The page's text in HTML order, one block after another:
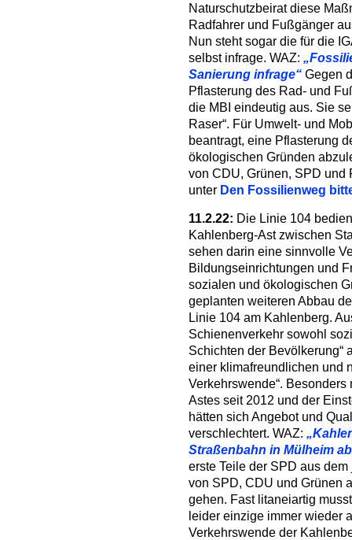
Naturschutzbeirat diese
Radfahrer und Fußgänger
Nun steht sogar die für die
selbst infrage. WAZ:
Sanierung infrage“ Gegen
Pflasterung des Rad- und
die MBI eindeutig aus. Sie
Raser“. Für Umwelt- und
beantragt, eine Pflasterung
ökologischen Gründen
von CDU, Grünen, SPD und
unter Den Fossilienweg
11.2.22: Die Linie 104
Kahlenberg-Ast zwischen
sehen darin eine sinnvolle
Bildungseinrichtungen und
sozialen und ökologischen
geplanten weiteren Abbau
Linie 104 am Kahlenberg.
Schienenverkehr sowohl
Schichten der Bevölkerung“
einer klimafreundlichen und
Verkehrswende“.
Astes seit 2012 und der
hätten sich Angebot und
verschlechtert. WAZ:
Straßenbahn in Mülheim
erste Teile der SPD aus
von SPD, CDU und Grünen
gehen. Fast litaneiartig
leider einzige immer wieder
Verkehrswende der